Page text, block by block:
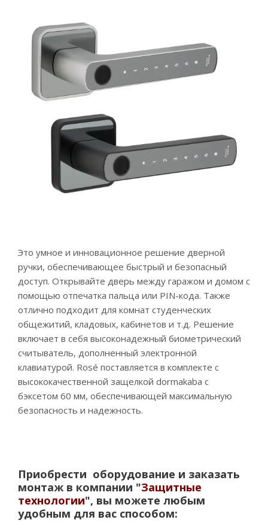
Это умное и инновационное решение дверной
ручки, обеспечивающее быстрый и безопасный
доступ. Открывайте дверь между гаражом и домом с
помощью отпечатка пальца или PIN-кода. Также
отлично подходит для комнат студенческих
общежитий, кладовых, кабинетов и т.д. Решение
включает в себя высоконадежный биометрический
считыватель, дополненный электронной
клавиатурой. Rosé поставляется в комплекте с
высококачественной защелкой dormakaba с
бэксетом 60 мм, обеспечивающей максимальную
безопасность и надежность.
Приобрести оборудование и заказать
монтаж в компании "Защитные
технологии", вы можете любым
удобным для вас способом: